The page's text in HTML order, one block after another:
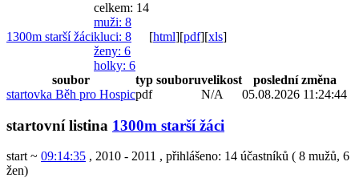
1300m starší žáci
celkem: 14
muži: 8
kluci: 8
ženy: 6
holky: 6
[html][pdf][xls]
soubor typ souboruvelikost
poslední změna
startovka Běh pro Hospicpdf N/A 05.08.2026 11:24:44
startovní listina 1300m starší žáci
start ~ 09:14:35 , 2010 - 2011 , přihlášeno: 14 účastníků ( 8 mužů, 6
žen)